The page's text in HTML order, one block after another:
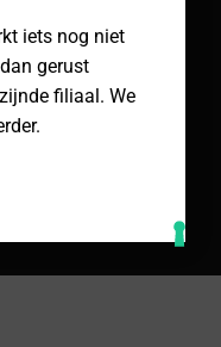
iets nog niet
gerust
filiaal. We